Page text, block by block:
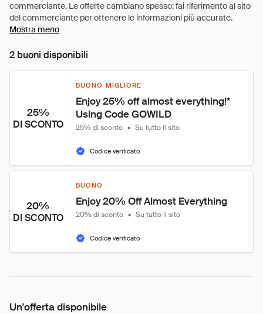
Mostra meno
2 buoni disponibili
25%
DI SCONTO
BUONO MIGLIORE
Enjoy 25% off almost everything!*
Using Code GOWILD
25% di sconto • Su tutto il sito
Codice verificato
20%
DI SCONTO
BUONO
Enjoy 20% Off Almost Everything
20% di sconto • Su tutto il sito
Codice verificato
Un'offerta disponibile